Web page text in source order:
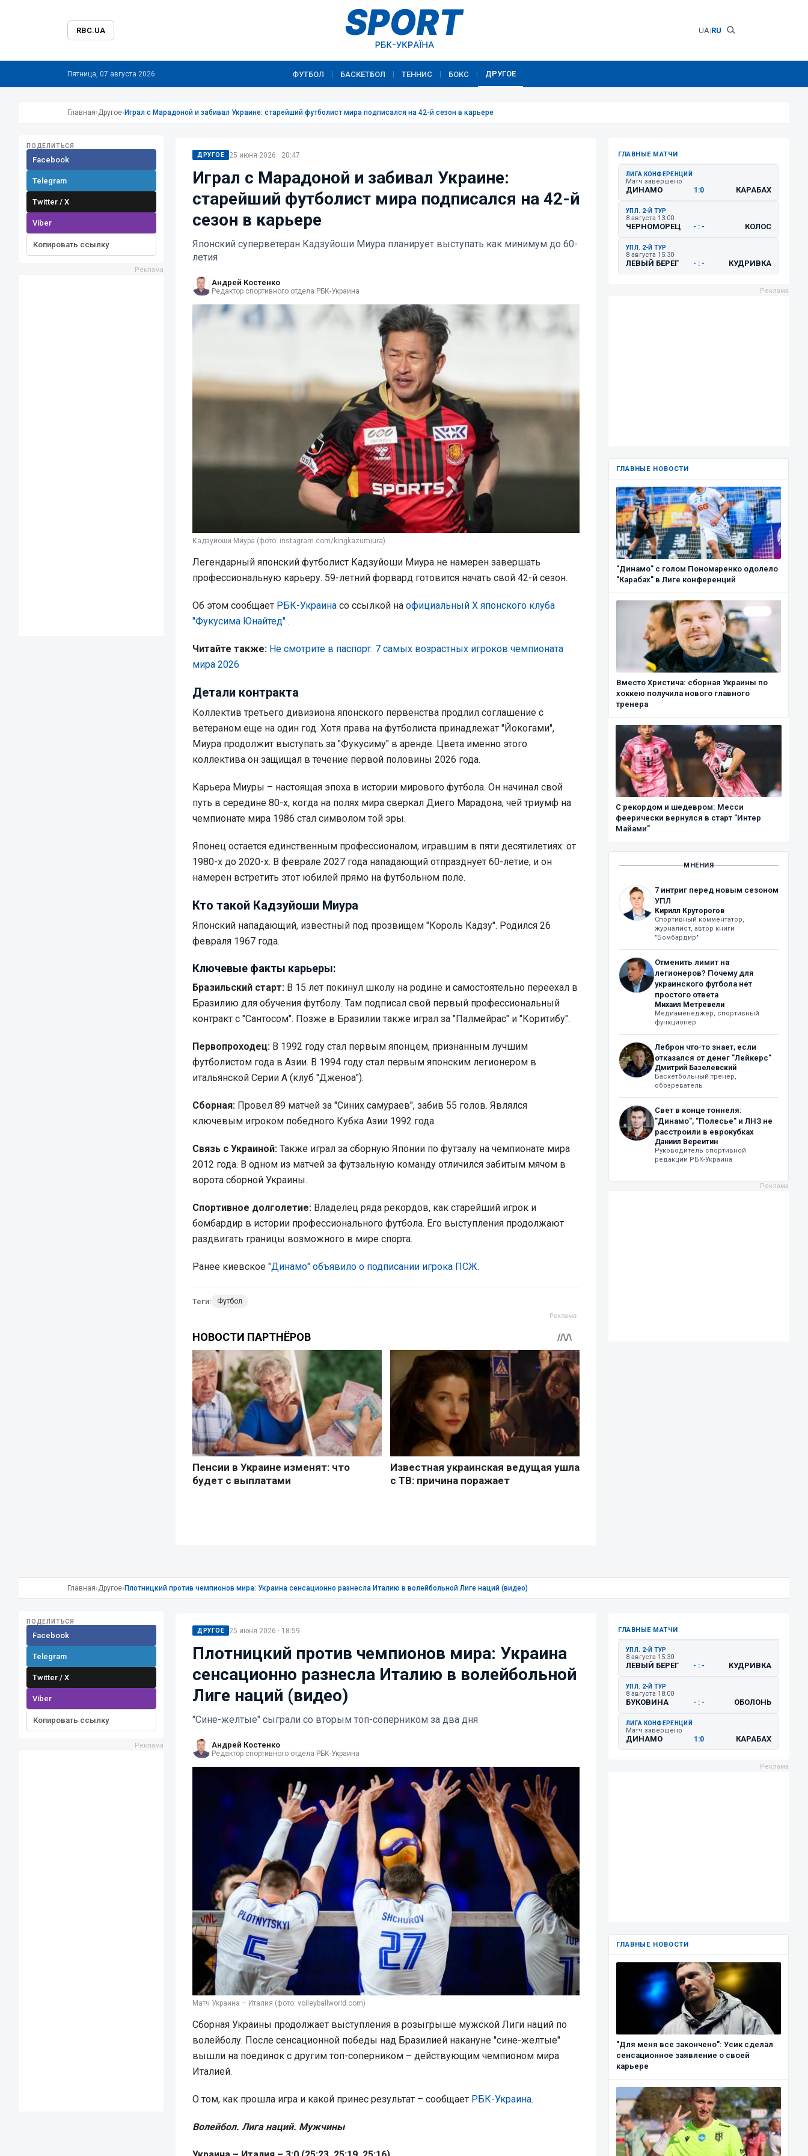
RBC.UA UA|RU
Пятница, 07 августа 2026 ФУТБОЛ БАСКЕТБОЛ ТЕННИС БОКС ДРУГОЕ
Главная›Другое› Играл с Марадоной и забивал Украине: старейший футболист мира подписался на 42-й сезон в карьере
ПОДЕЛИТЬСЯ
Facebook
Telegram
Twitter / X
Viber
Копировать ссылку
ДРУГОЕ 25 июня 2026 · 20:47
Играл с Марадоной и забивал Украине:
старейший футболист мира подписался на 42-й
сезон в карьере
Японский суперветеран Кадзуйоши Миура планирует выступать как минимум до 60-
летия
Андрей Костенко
Редактор спортивного отдела РБК-Украина
Кадзуйоши Миура (фото: instagram.com/kingkazumiura)
Легендарный японский футболист Кадзуйоши Миура не намерен завершать
профессиональную карьеру. 59-летний форвард готовится начать свой 42-й сезон.
Об этом сообщает РБК-Украина со ссылкой на официальный Х японского клуба
"Фукусима Юнайтед" .
Читайте также: Не смотрите в паспорт: 7 самых возрастных игроков чемпионата
мира 2026
Детали контракта
Коллектив третьего дивизиона японского первенства продлил соглашение с
ветераном еще на один год. Хотя права на футболиста принадлежат "Йокогами",
Миура продолжит выступать за "Фукусиму" в аренде. Цвета именно этого
коллектива он защищал в течение первой половины 2026 года.
Карьера Миуры – настоящая эпоха в истории мирового футбола. Он начинал свой
путь в середине 80-х, когда на полях мира сверкал Диего Марадона, чей триумф на
чемпионате мира 1986 стал символом той эры.
Японец остается единственным профессионалом, игравшим в пяти десятилетиях: от
1980-х до 2020-х. В феврале 2027 года нападающий отпразднует 60-летие, и он
намерен встретить этот юбилей прямо на футбольном поле.
Кто такой Кадзуйоши Миура
Японский нападающий, известный под прозвищем "Король Кадзу". Родился 26
февраля 1967 года.
Ключевые факты карьеры:
Бразильский старт: В 15 лет покинул школу на родине и самостоятельно переехал в
Бразилию для обучения футболу. Там подписал свой первый профессиональный
контракт с "Сантосом". Позже в Бразилии также играл за "Палмейрас" и "Коритибу".
Первопроходец: В 1992 году стал первым японцем, признанным лучшим
футболистом года в Азии. В 1994 году стал первым японским легионером в
итальянской Серии А (клуб "Дженоа").
Сборная: Провел 89 матчей за "Синих самураев", забив 55 голов. Являлся
ключевым игроком победного Кубка Азии 1992 года.
Связь с Украиной: Также играл за сборную Японии по футзалу на чемпионате мира
2012 года. В одном из матчей за футзальную команду отличился забитым мячом в
ворота сборной Украины.
Спортивное долголетие: Владелец ряда рекордов, как старейший игрок и
бомбардир в истории профессионального футбола. Его выступления продолжают
раздвигать границы возможного в мире спорта.
Ранее киевское "Динамо" объявило о подписании игрока ПСЖ.
Теги: Футбол
ГЛАВНЫЕ МАТЧИ
ЛИГА КОНФЕРЕНЦИЙ
Матч завершено
ДИНАМО 1:0 КАРАБАХ
УПЛ. 2-Й ТУР
8 августа 13:00
ЧЕРНОМОРЕЦ - : - КОЛОС
УПЛ. 2-Й ТУР
8 августа 15:30
ЛЕВЫЙ БЕРЕГ - : - КУДРИВКА
ГЛАВНЫЕ НОВОСТИ
"Динамо" с голом Пономаренко одолело
"Карабах" в Лиге конференций
Вместо Христича: сборная Украины по
хоккею получила нового главного
тренера
С рекордом и шедевром: Месси
феерически вернулся в старт "Интер
Майами"
МНЕНИЯ
7 интриг перед новым сезоном
УПЛ
Кирилл Круторогов
Спортивный комментатор,
журналист, автор книги
"Бомбардир"
Отменить лимит на
легионеров? Почему для
украинского футбола нет
простого ответа
Михаил Метревели
Медиаменеджер, спортивный
функционер
Леброн что-то знает, если
отказался от денег "Лейкерс"
Дмитрий Базелевский
Баскетбольный тренер,
обозреватель
Свет в конце тоннеля:
"Динамо", "Полесье" и ЛНЗ не
расстроили в еврокубках
Даниил Вереитин
Руководитель спортивной
редакции РБК-Украина
Главная›Другое› Плотницкий против чемпионов мира: Украина сенсационно разнесла Италию в волейбольной Лиге наций (видео)
ПОДЕЛИТЬСЯ
Facebook
Telegram
Twitter / X
Viber
Копировать ссылку
ДРУГОЕ 25 июня 2026 · 18:59
Плотницкий против чемпионов мира: Украина
сенсационно разнесла Италию в волейбольной
Лиге наций (видео)
"Сине-желтые" сыграли со вторым топ-соперником за два дня
Андрей Костенко
Редактор спортивного отдела РБК-Украина
Матч Украина – Италия (фото: volleyballworld.com)
Сборная Украины продолжает выступления в розыгрыше мужской Лиги наций по
волейболу. После сенсационной победы над Бразилией накануне "сине-желтые"
вышли на поединок с другим топ-соперником – действующим чемпионом мира
Италией.
О том, как прошла игра и какой принес результат – сообщает РБК-Украина.
Волейбол. Лига наций. Мужчины
ГЛАВНЫЕ МАТЧИ
УПЛ. 2-Й ТУР
8 августа 15:30
ЛЕВЫЙ БЕРЕГ - : - КУДРИВКА
УПЛ. 2-Й ТУР
8 августа 18:00
БУКОВИНА - : - ОБОЛОНЬ
ЛИГА КОНФЕРЕНЦИЙ
Матч завершено
ДИНАМО 1:0 КАРАБАХ
ГЛАВНЫЕ НОВОСТИ
"Для меня все закончено": Усик сделал
сенсационное заявление о своей
карьере